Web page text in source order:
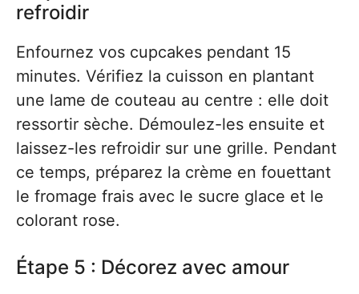
refroidir
Enfournez vos cupcakes pendant 15
minutes. Vérifiez la cuisson en plantant
une lame de couteau au centre : elle doit
ressortir sèche. Démoulez-les ensuite et
laissez-les refroidir sur une grille. Pendant
ce temps, préparez la crème en fouettant
le fromage frais avec le sucre glace et le
colorant rose.
Étape 5 : Décorez avec amour